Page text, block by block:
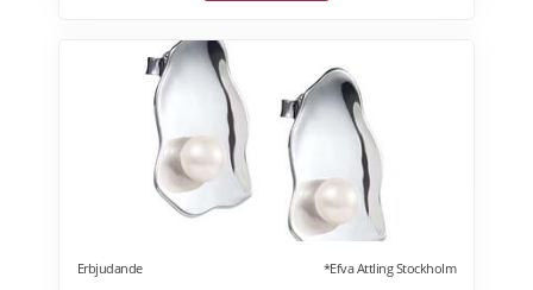
Östersjön. Julmarknaden i Rostock pågar
under perioden 24/11-21/12-2026. Läs mer
om erbjudanden här.
Erbjudande *Efva Attling Stockholm